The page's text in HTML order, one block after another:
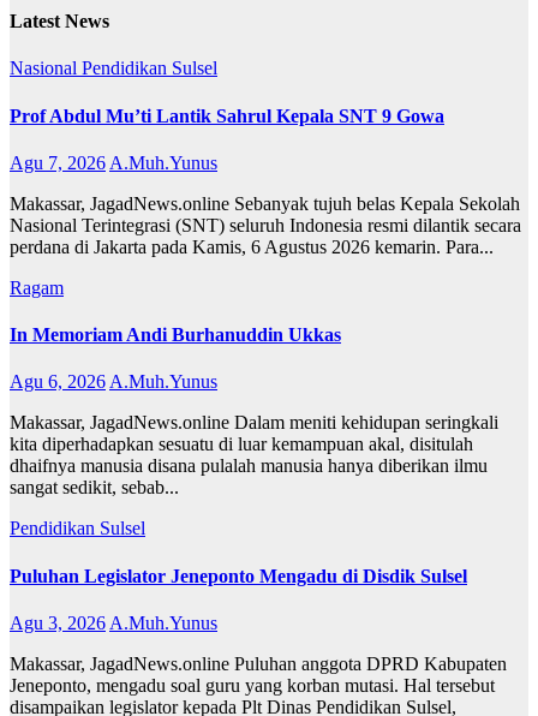
Latest News
Nasional Pendidikan Sulsel
Prof Abdul Mu’ti Lantik Sahrul Kepala SNT 9 Gowa
Agu 7, 2026 A.Muh.Yunus
Makassar, JagadNews.online Sebanyak tujuh belas Kepala Sekolah
Nasional Terintegrasi (SNT) seluruh Indonesia resmi dilantik secara
perdana di Jakarta pada Kamis, 6 Agustus 2026 kemarin. Para...
Ragam
In Memoriam Andi Burhanuddin Ukkas
Agu 6, 2026A.Muh.Yunus
Makassar, JagadNews.online Dalam meniti kehidupan seringkali
kita diperhadapkan sesuatu di luar kemampuan akal, disitulah
dhaifnya manusia disana pulalah manusia hanya diberikan ilmu
sangat sedikit, sebab...
Pendidikan Sulsel
Puluhan Legislator Jeneponto Mengadu di Disdik Sulsel
Agu 3, 2026 A.Muh.Yunus
Makassar, JagadNews.online Puluhan anggota DPRD Kabupaten
Jeneponto, mengadu soal guru yang korban mutasi. Hal tersebut
disampaikan legislator kepada Plt Dinas Pendidikan Sulsel,